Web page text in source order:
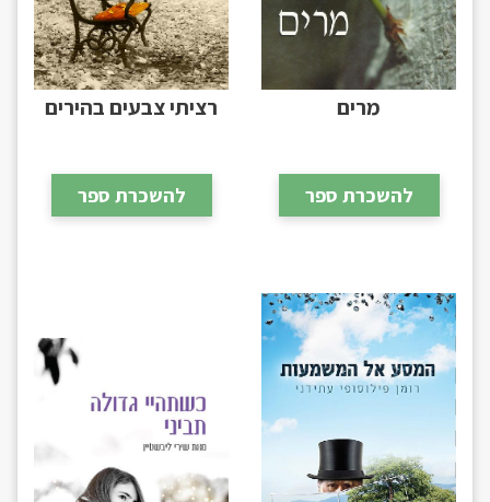
מרים
להשכרת ספר
רציתי צבעים בהירים
להשכרת ספר